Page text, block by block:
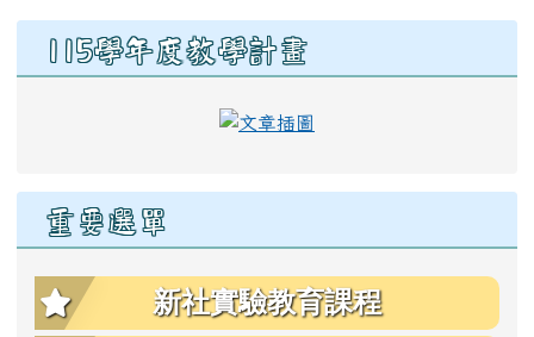
右邊區域內容
115學年度教學計畫
重要選單
新社實驗教育課程